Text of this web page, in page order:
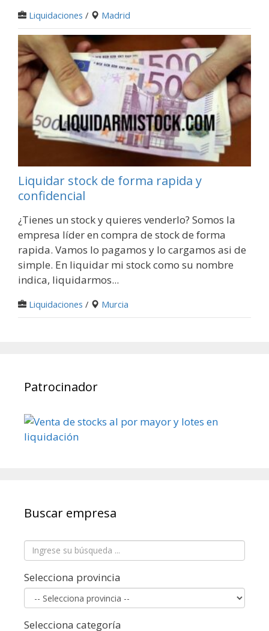
Liquidaciones / Madrid
Liquidar stock de forma rapida y
confidencial
¿Tienes un stock y quieres venderlo? Somos la
empresa líder en compra de stock de forma
rapida. Vamos lo pagamos y lo cargamos asi de
simple. En liquidar mi stock como su nombre
indica, liquidarmos...
Liquidaciones / Murcia
Patrocinador
Buscar empresa
Selecciona provincia
Selecciona categoría